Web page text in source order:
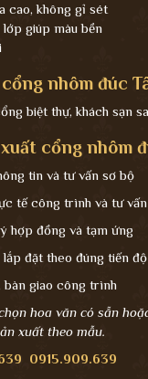
cao, không gỉ sét
lớp giúp màu bền
nhôm đúc
biệt thự, khách sạn
cổng nhôm
tin và tư vấn sơ bộ
tế công trình và tư
hợp đồng và tạm ứng
lắp đặt theo đúng tiến
bàn giao công trình
hoa văn có sẵn
xuất theo mẫu.
0915.909.639